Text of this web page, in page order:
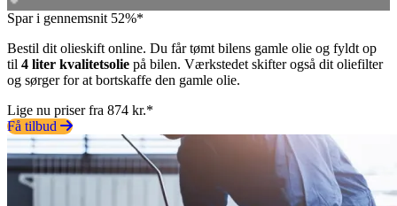
Spar i gennemsnit 52%*
Bestil dit olieskift online. Du får tømt bilens gamle olie og fyldt op
til 4 liter kvalitetsolie på bilen. Værkstedet skifter også dit oliefilter
og sørger for at bortskaffe den gamle olie.
Lige nu priser fra 874 kr.*
Få tilbud